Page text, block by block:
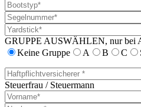
GRUPPE AUSWÄHLEN, nur bei
Keine Gruppe
A B C
Steuerfrau / Steuermann